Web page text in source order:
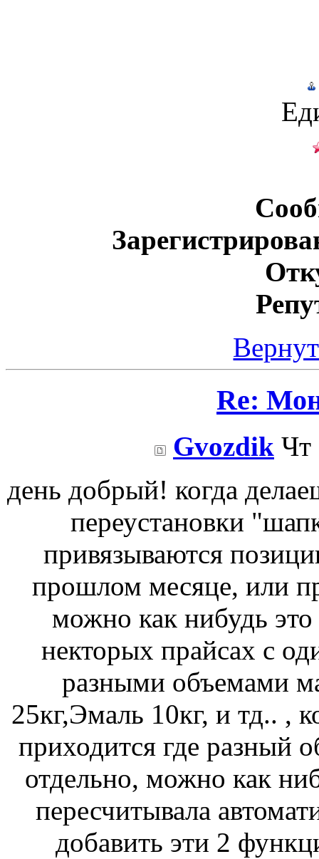
Re:
Gvozdik Чт
день добрый! когда
переустановки
привязываются
прошлом месяце, или
можно как нибудь
некторых прайсах с
разными объемами
25кг,Эмаль 10кг, и тд.. ,
приходится где разный
отдельно, можно как
пересчитывала
добавить эти 2